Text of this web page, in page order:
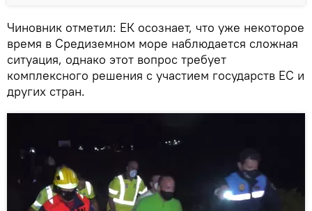
Чиновник отметил: ЕК осознает, что уже некоторое
время в Средиземном море наблюдается сложная
ситуация, однако этот вопрос требует
комплексного решения с участием государств ЕС и
других стран.